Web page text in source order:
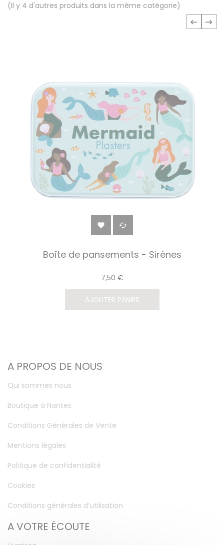
(Il y 4 d'autres produits dans la même catégorie)
 
Boîte de pansements - Sirènes
7,50 €
AJOUTER PANIER
A PROPOS DE NOUS
Qui sommes nous
Boutique à Nantes
Conditions Générales de Vente
Mentions légales
Politique de confidentialité
Cookies
Conditions générales d’utilisation
A VOTRE ÉCOUTE